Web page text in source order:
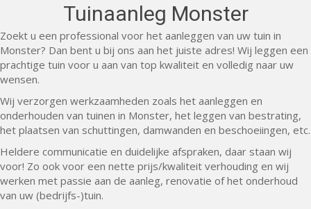
Tuinaanleg Monster
Zoekt u een professional voor het aanleggen van uw tuin in
Monster? Dan bent u bij ons aan het juiste adres! Wij leggen een
prachtige tuin voor u aan van top kwaliteit en volledig naar uw
wensen.
Wij verzorgen werkzaamheden zoals het aanleggen en
onderhouden van tuinen in Monster, het leggen van bestrating,
het plaatsen van schuttingen, damwanden en beschoeiingen, etc.
Heldere communicatie en duidelijke afspraken, daar staan wij
voor! Zo ook voor een nette prijs/kwaliteit verhouding en wij
werken met passie aan de aanleg, renovatie of het onderhoud
van uw (bedrijfs-)tuin.